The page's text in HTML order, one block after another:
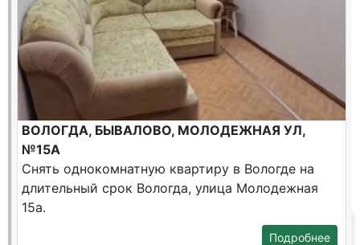
ВОЛОГДА, БЫВАЛОВО, МОЛОДЕЖНАЯ УЛ,
№15А
Снять однокомнатную квартиру в Вологде на
длительный срок Вологда, улица Молодежная
15а.
Подробнее